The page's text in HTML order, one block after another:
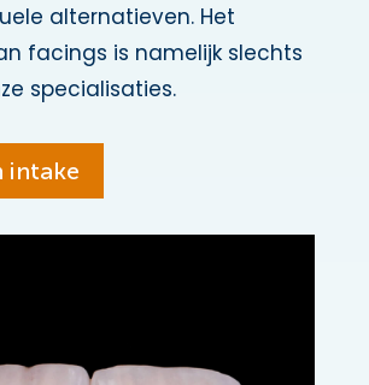
alternatieven. Het
facings is namelijk slechts
specialisaties.
intake